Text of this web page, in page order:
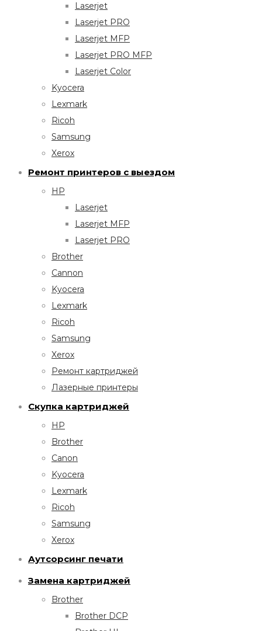
Laserjet
Laserjet PRO
Laserjet MFP
Laserjet PRO MFP
Laserjet Color
Kyocera
Lexmark
Ricoh
Samsung
Xerox
Ремонт принтеров с выездом
HP
Laserjet
Laserjet MFP
Laserjet PRO
Brother
Cannon
Kyocera
Lexmark
Ricoh
Samsung
Xerox
Ремонт картриджей
Лазерные принтеры
Скупка картриджей
HP
Brother
Canon
Kyocera
Lexmark
Ricoh
Samsung
Xerox
Аутсорсинг печати
Замена картриджей
Brother
Brother DCP